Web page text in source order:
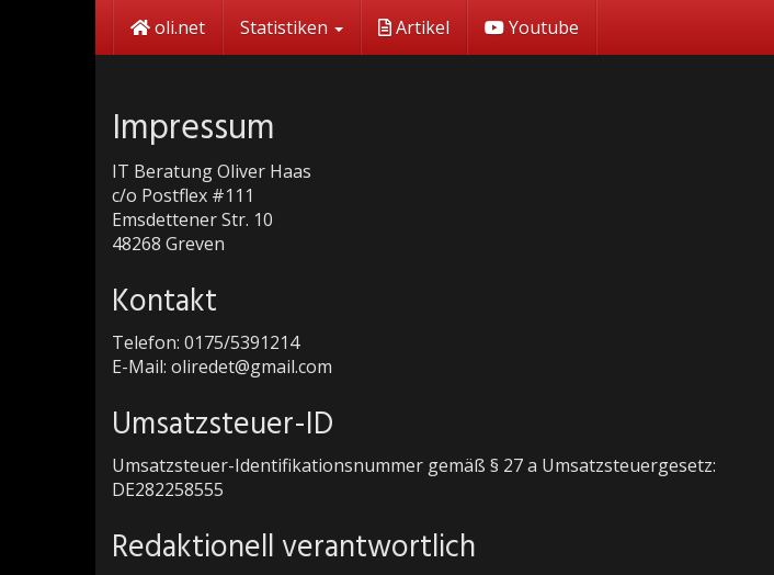
oli.net Statistiken Artikel Youtube
Impressum
IT Beratung Oliver Haas
c/o Postflex #111
Emsdettener Str. 10
48268 Greven
Kontakt
Telefon: 0175/5391214
E-Mail: oliredet@gmail.com
Umsatzsteuer-ID
Umsatzsteuer-Identifikationsnummer gemäß § 27 a Umsatzsteuergesetz:
DE282258555
Redaktionell verantwortlich